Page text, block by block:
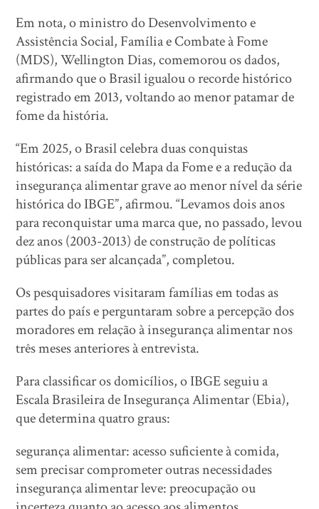
Em nota, o ministro do Desenvolvimento e
Assistência Social, Família e Combate à Fome
(MDS), Wellington Dias, comemorou os dados,
afirmando que o Brasil igualou o recorde histórico
registrado em 2013, voltando ao menor patamar de
fome da história.
“Em 2025, o Brasil celebra duas conquistas
históricas: a saída do Mapa da Fome e a redução da
insegurança alimentar grave ao menor nível da série
histórica do IBGE”, afirmou. “Levamos dois anos
para reconquistar uma marca que, no passado, levou
dez anos (2003-2013) de construção de políticas
públicas para ser alcançada”, completou.
Os pesquisadores visitaram famílias em todas as
partes do país e perguntaram sobre a percepção dos
moradores em relação à insegurança alimentar nos
três meses anteriores à entrevista.
Para classificar os domicílios, o IBGE seguiu a
Escala Brasileira de Insegurança Alimentar (Ebia),
que determina quatro graus:
segurança alimentar: acesso suficiente à comida,
sem precisar comprometer outras necessidades
insegurança alimentar leve: preocupação ou